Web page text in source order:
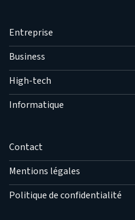
Entreprise
Business
High-tech
Informatique
Contact
Mentions légales
Politique de confidentialité